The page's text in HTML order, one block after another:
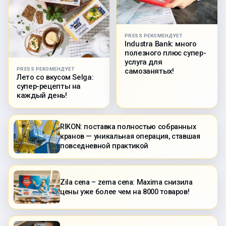
PRESS РЕКОМЕНДУЕТ
Лето со вкусом Selga:
супер-рецепты на
каждый день!
PRESS РЕКОМЕНДУЕТ
Industra Bank: много
полезного плюс супер-
услуга для
самозанятых!
RIKON: поставка полностью собранных
кранов — уникальная операция, ставшая
повседневной практикой
Zila cena – zema cena: Maxima снизила
цены уже более чем на 8000 товаров!